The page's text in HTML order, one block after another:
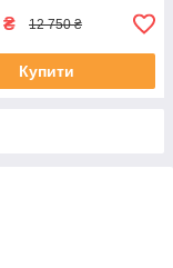
₴ 12 750 ₴
Купити